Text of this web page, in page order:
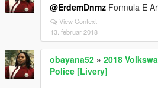
@ErdemDnmz Formula E
View Context
13. februar 2018
obayana52 » 2018
Police [Livery]